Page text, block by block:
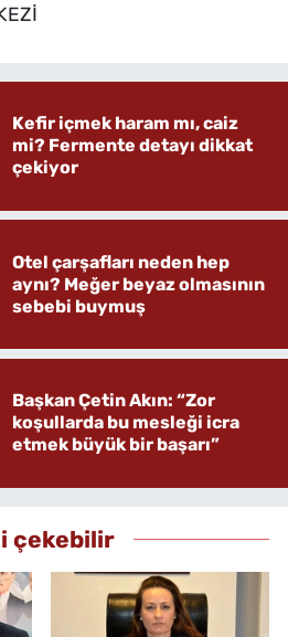
Kefir içmek haram mı, caiz
mi? Fermente detayı dikkat
çekiyor
Otel çarşafları neden hep
aynı? Meğer beyaz olmasının
sebebi buymuş
Başkan Çetin Akın: “Zor
koşullarda bu mesleği icra
etmek büyük bir başarı”
çekebilir